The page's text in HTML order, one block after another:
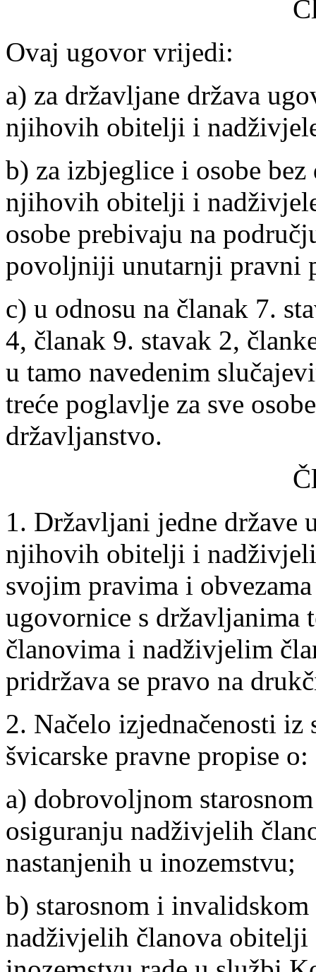
Ovaj ugovor vrijedi:
a) za državljane država
njihovih obitelji i
b) za izbjeglice i osobe
njihovih obitelji i
osobe prebivaju na
povoljniji unutarnji pravni
c) u odnosu na članak 7.
4, članak 9. stavak 2,
u tamo navedenim
treće poglavlje za sve
državljanstvo.
1. Državljani jedne države
njihovih obitelji i
svojim pravima i
ugovornice s državljanima
članovima i nadživjelim
pridržava se pravo na
2. Načelo izjednačenosti
švicarske pravne propise o:
a) dobrovoljnom
osiguranju nadživjelih
nastanjenih u inozemstvu;
b) starosnom i
nadživjelih članova